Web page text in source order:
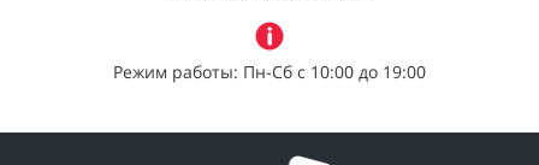
Режим работы: Пн-Сб с 10:00 до 19:00